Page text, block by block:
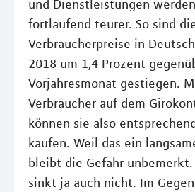
und Dienstleistungen
fortlaufend teurer. So sind
Verbraucherpreise in
2018 um 1,4 Prozent
Vorjahresmonat gestiegen.
Verbraucher auf dem
können sie also
kaufen. Weil das ein
bleibt die Gefahr
sinkt ja auch nicht. Im